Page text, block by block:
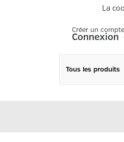
La
Créer un compte
Connexion
Tous les produits